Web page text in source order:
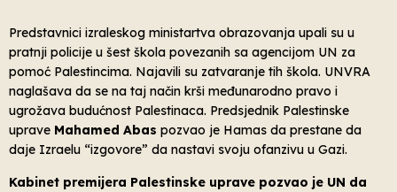
Predstavnici izraleskog ministartva obrazovanja upali su u
pratnji policije u šest škola povezanih sa agencijom UN za
pomoć Palestincima. Najavili su zatvaranje tih škola. UNVRA
naglašava da se na taj način krši međunarodno pravo i
ugrožava budućnost Palestinaca. Predsjednik Palestinske
uprave Mahamed Abas pozvao je Hamas da prestane da
daje Izraelu “izgovore” da nastavi svoju ofanzivu u Gazi.
Kabinet premijera Palestinske uprave pozvao je UN da